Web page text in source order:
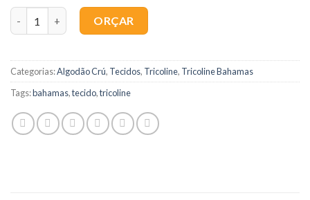
ORÇAR
Categorias:Algodão Crú, Tecidos, Tricoline, Tricoline Bahamas
Tags:bahamas,tecido,tricoline